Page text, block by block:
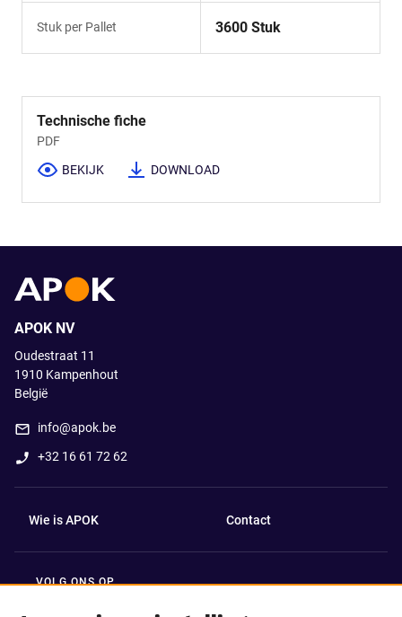
Stuk per Pallet 3600 Stuk
Technische fiche
PDF
BEKIJK DOWNLOAD
APOK NV
Oudestraat 11
1910 Kampenhout
België
info@apok.be
+32 16 61 72 62
Wie is APOK Contact
VOLG ONS OP